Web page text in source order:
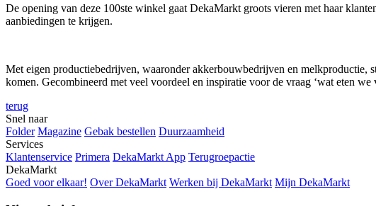
De opening van deze 100ste winkel gaat DekaMarkt groots vieren met haar
aanbiedingen te krijgen.
Met eigen productiebedrijven, waaronder akkerbouwbedrijven en melkproductie,
komen. Gecombineerd met veel voordeel en inspiratie voor de vraag ‘wat eten
terug
Snel naar
Folder Magazine Gebak bestellen Duurzaamheid
Services
Klantenservice Primera DekaMarkt App Terugroepactie
DekaMarkt
Goed voor elkaar! Over DekaMarkt Werken bij DekaMarkt Mijn DekaMarkt